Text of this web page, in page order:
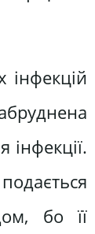
інфекції.
бо її